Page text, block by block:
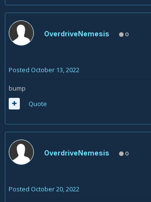
OverdriveNemesis 0
Posted October 13, 2022
bump
Quote
OverdriveNemesis 0
Posted October 20, 2022